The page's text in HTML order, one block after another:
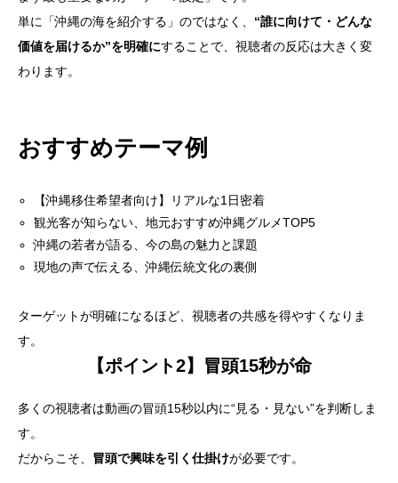
単に「沖縄の海を紹介する」のではなく、 “誰に向けて・どんな
価値を届けるか”を明確にすることで、視聴者の反応は大きく変
わります。
おすすめテーマ例
【沖縄移住希望者向け】リアルな1日密着
観光客が知らない、地元おすすめ沖縄グルメTOP5
沖縄の若者が語る、今の島の魅力と課題
現地の声で伝える、沖縄伝統文化の裏側
ターゲットが明確になるほど、視聴者の共感を得やすくなりま
す。
【ポイント2】冒頭15秒が命
多くの視聴者は動画の冒頭15秒以内に“見る・見ない”を判断しま
す。
だからこそ、 冒頭で興味を引く仕掛けが必要です。